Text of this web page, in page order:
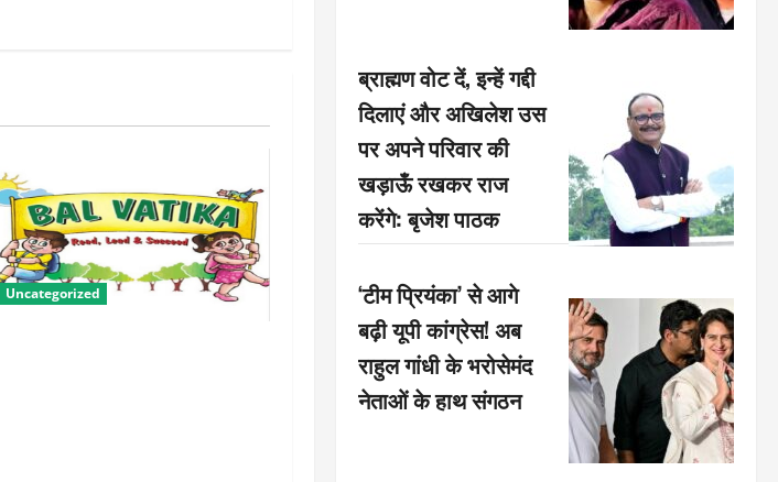
Uncategorized
ब्राह्मण वोट दें, इन्हें गद्दी
दिलाएं और अखिलेश उस
पर अपने परिवार की
खड़ाऊँ रखकर राज
करेंगे: बृजेश पाठक
‘टीम प्रियंका’ से आगे
बढ़ी यूपी कांग्रेस! अब
राहुल गांधी के भरोसेमंद
नेताओं के हाथ संगठन